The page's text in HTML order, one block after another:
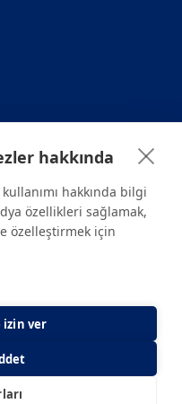
amaçlıdır.
doktoruza ya da bir sağlık
Metni
hakkında
hakkında bilgi
özellikleri sağlamak,
özelleştirmek için
izin ver